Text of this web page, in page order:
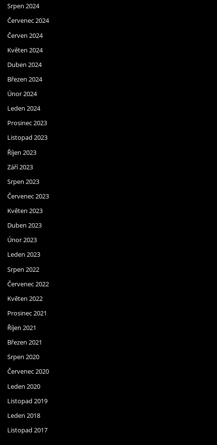
Srpen 2024
Červenec 2024
Červen 2024
Květen 2024
Duben 2024
Březen 2024
Únor 2024
Leden 2024
Prosinec 2023
Listopad 2023
Říjen 2023
Září 2023
Srpen 2023
Červenec 2023
Květen 2023
Duben 2023
Únor 2023
Leden 2023
Srpen 2022
Červenec 2022
Květen 2022
Prosinec 2021
Říjen 2021
Březen 2021
Srpen 2020
Červenec 2020
Leden 2020
Listopad 2019
Leden 2018
Listopad 2017